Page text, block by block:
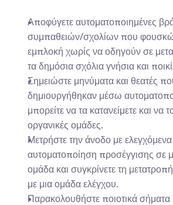
Αποφύγετε αυτοματοποιημένες
συμπαθειών/σχολίων που
εμπλοκή χωρίς να οδηγούν σε
τα δημόσια σχόλια γνήσια και
Σημειώστε μηνύματα και θεατές
δημιουργήθηκαν μέσω
μπορείτε να τα κατανείμετε και να
οργανικές ομάδες.
Μετρήστε την άνοδο με ελεγχόμενα
αυτοματοποίηση προσέγγισης σε
ομάδα και συγκρίνετε τη
με μια ομάδα ελέγχου.
Παρακολουθήστε ποιοτικά